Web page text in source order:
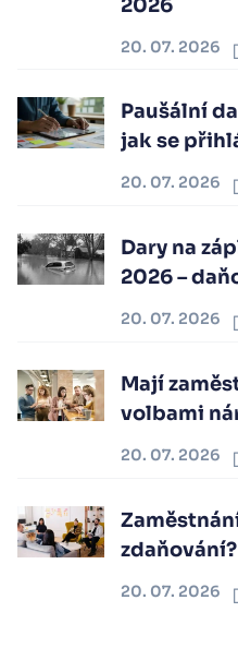
2026
20. 07. 2026
Paušální
jak se
20. 07. 2026
Dary na
2026 –
20. 07. 2026
Mají
volbami
20. 07. 2026
zdaňování?
20. 07. 2026